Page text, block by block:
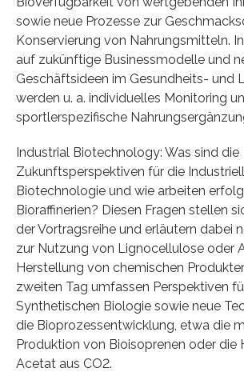
sowie neue Prozesse zur
Konservierung von Nahrungsmitteln.
auf zukünftige Businessmodelle und
Geschäftsideen im Gesundheits- und
werden u. a. individuelles Monitoring
sportlerspezifische
Industrial Biotechnology: Was sind die
Zukunftsperspektiven für die
Biotechnologie und wie arbeiten
Bioraffinerien? Diesen Fragen stellen
der Vortragsreihe und erläutern dabei
zur Nutzung von Lignocellulose oder
Herstellung von chemischen
zweiten Tag umfassen Perspektiven
Synthetischen Biologie sowie neue
die Bioprozessentwicklung, etwa die
Produktion von Bioisoprenen oder die
Acetat aus CO2.